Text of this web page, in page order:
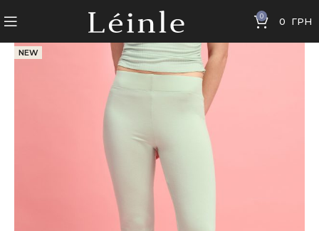
0 0 ГРН
NEW